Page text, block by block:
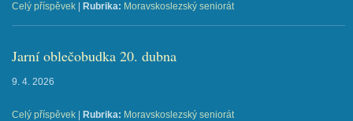
Celý příspěvek Rubrika: Moravskoslezský seniorát
Jarní oblečobudka 20. dubna
9. 4. 2026
Celý příspěvek Rubrika: Moravskoslezský seniorát